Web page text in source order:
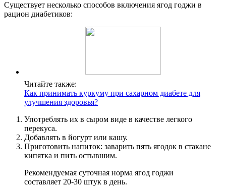
Существует несколько способов включения ягод годжи в
рацион диабетиков:
Читайте также:
Как принимать куркуму при сахарном диабете для
улучшения здоровья?
Употреблять их в сыром виде в качестве легкого
перекуса.
Добавлять в йогурт или кашу.
Приготовить напиток: заварить пять ягодок в стакане
кипятка и пить остывшим.
Рекомендуемая суточная норма ягод годжи
составляет 20-30 штук в день.